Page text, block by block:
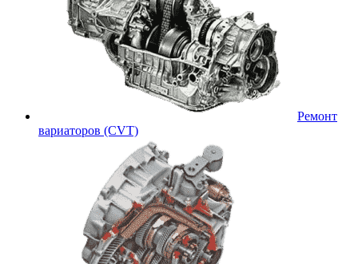
Ремонт
вариаторов (CVT)